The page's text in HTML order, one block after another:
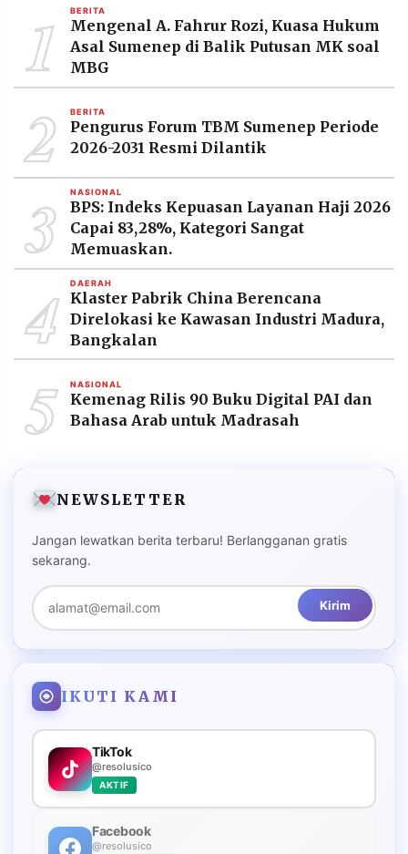
1 BERITA
Mengenal A. Fahrur Rozi, Kuasa Hukum
Asal Sumenep di Balik Putusan MK soal
MBG
2 BERITA
Pengurus Forum TBM Sumenep Periode
2026-2031 Resmi Dilantik
3 NASIONAL
BPS: Indeks Kepuasan Layanan Haji 2026
Capai 83,28%, Kategori Sangat
Memuaskan.
4 DAERAH
Klaster Pabrik China Berencana
Direlokasi ke Kawasan Industri Madura,
Bangkalan
5 NASIONAL
Kemenag Rilis 90 Buku Digital PAI dan
Bahasa Arab untuk Madrasah
NEWSLETTER
Jangan lewatkan berita terbaru! Berlangganan gratis
sekarang.
Kirim
IKUTI KAMI
TikTok
@resolusico
AKTIF
Facebook
@resolusico